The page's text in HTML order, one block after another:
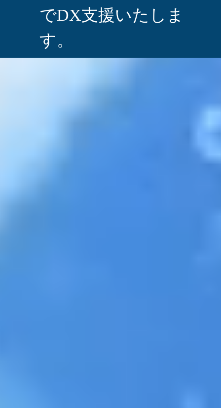
でDX支援いたしま
す。